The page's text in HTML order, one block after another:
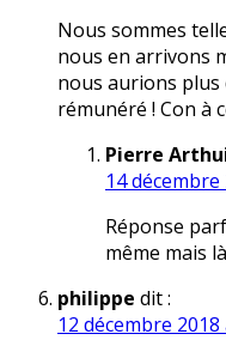
Nous sommes
nous en arrivons
nous aurions plus
rémunéré ! Con à
Pierre
14 décembre
Réponse
même mais
philippe dit :
12 décembre 2018